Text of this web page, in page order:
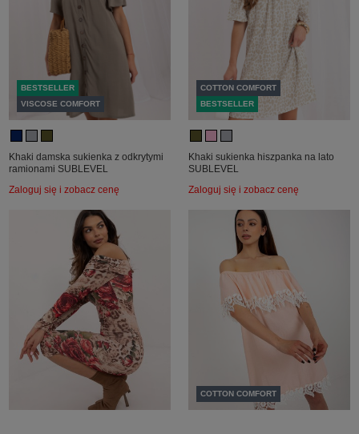
BESTSELLER
VISCOSE COMFORT
Khaki damska sukienka z odkrytymi
ramionami SUBLEVEL
Zaloguj się i zobacz cenę
COTTON COMFORT
BESTSELLER
Khaki sukienka hiszpanka na lato
SUBLEVEL
Zaloguj się i zobacz cenę
COTTON COMFORT